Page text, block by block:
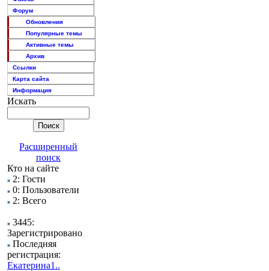
Форум
Обновления
Популярные темы
Активные темы
Архив
Ссылки
Карта сайта
Информация
Искать
Расширенный
поиск
Кто на сайте
2: Гости
0: Пользователи
2: Всего
3445:
Зарегистрировано
Последняя
регистрация:
Екатерина1..